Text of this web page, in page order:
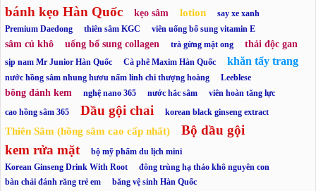
bánh kẹo Hàn Quốc kẹo sâm lotion
say xe xanh
Premium Daedong
thiên sâm KGC viên uống bổ sung vitamin E
sâm củ khô uống bổ sung collagen trà gừng mật ong thải độc gan
sịp nam Mr Junior Hàn Quốc Cà phê Maxim Hàn Quốc khăn tẩy trang
nước hồng sâm nhung hươu nấm linh chi thượng hoàng Leeblese
bông đánh kem nghệ nano 365 nước hắc sâm
viên hoàn tăng lực
cao hồng sâm 365
Dầu gội chai korean black ginseng extract
Thiên Sâm (hồng sâm cao cấp nhất)
Bộ dầu gội
kem rửa mặt
bộ mỹ phẩm du lịch mini
Korean Ginseng Drink With Root
đông trùng hạ thảo khô nguyên con
bàn chải đánh răng trẻ em
băng vệ sinh Hàn Quốc